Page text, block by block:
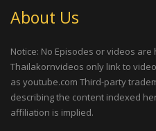
About Us
Notice: No Episodes or videos
Thailakornvideos only link to
as youtube.com Third-party
describing the content indexed
affiliation is implied.